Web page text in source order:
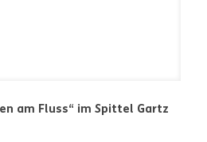
am Fluss“ im Spittel Gartz